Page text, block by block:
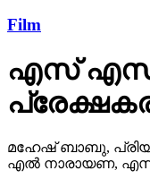
എസ് എസ്
മഹേഷ് ബാബു,